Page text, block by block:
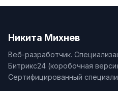
Никита Михнев
Веб-разработчик.
Битрикс24 (коробочная
Сертифицированный